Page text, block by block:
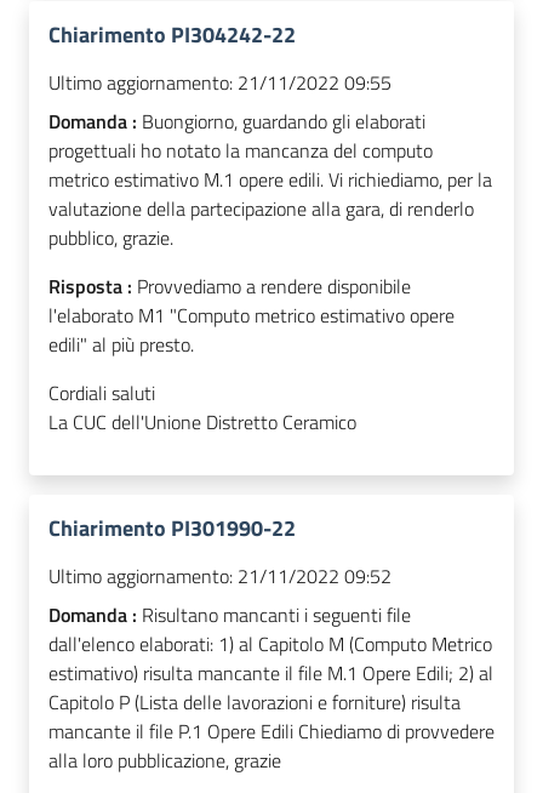
Chiarimento PI304242-22
Ultimo aggiornamento: 21/11/2022 09:55
Domanda : Buongiorno, guardando gli elaborati
progettuali ho notato la mancanza del computo
metrico estimativo M.1 opere edili. Vi richiediamo, per la
valutazione della partecipazione alla gara, di renderlo
pubblico, grazie.
Risposta : Provvediamo a rendere disponibile
l'elaborato M1 "Computo metrico estimativo opere
edili" al più presto.
Cordiali saluti
La CUC dell'Unione Distretto Ceramico
Chiarimento PI301990-22
Ultimo aggiornamento: 21/11/2022 09:52
Domanda : Risultano mancanti i seguenti file
dall'elenco elaborati: 1) al Capitolo M (Computo Metrico
estimativo) risulta mancante il file M.1 Opere Edili; 2) al
Capitolo P (Lista delle lavorazioni e forniture) risulta
mancante il file P.1 Opere Edili Chiediamo di provvedere
alla loro pubblicazione, grazie